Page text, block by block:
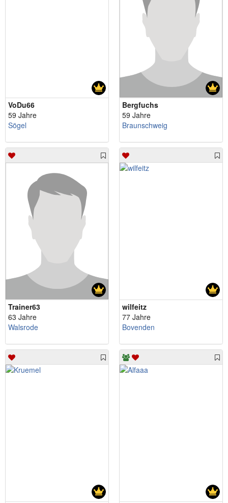
VoDu66
59 Jahre
Sögel
Bergfuchs
59 Jahre
Braunschweig
Trainer63
63 Jahre
Walsrode
wilfeitz
77 Jahre
Bovenden